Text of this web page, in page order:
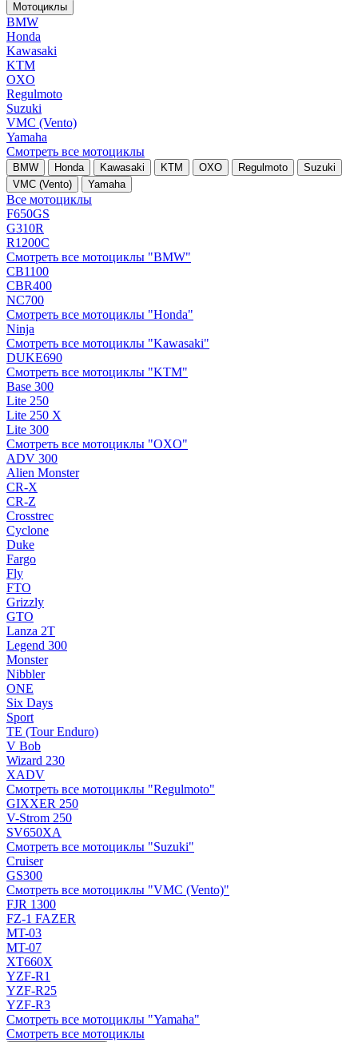
Мотоциклы
BMW
Honda
Kawasaki
KTM
OXO
Regulmoto
Suzuki
VMC (Vento)
Yamaha
Смотреть все мотоциклы
BMW Honda Kawasaki KTM OXO Regulmoto
Suzuki
VMC (Vento)
Yamaha
Все мотоциклы
F650GS
G310R
R1200C
Смотреть все мотоциклы "BMW"
CB1100
CBR400
NC700
Смотреть все мотоциклы "Honda"
Ninja
Смотреть все мотоциклы "Kawasaki"
DUKE690
Смотреть все мотоциклы "KTM"
Base 300
Lite 250
Lite 250 X
Lite 300
Смотреть все мотоциклы "OXO"
ADV 300
Alien Monster
CR-X
CR-Z
Crosstrec
Cyclone
Duke
Fargo
Fly
FTO
Grizzly
GTO
Lanza 2T
Legend 300
Monster
Nibbler
ONE
Six Days
Sport
TE (Tour Enduro)
V Bob
Wizard 230
XADV
Смотреть все мотоциклы "Regulmoto"
GIXXER 250
V-Strom 250
SV650XA
Смотреть все мотоциклы "Suzuki"
Cruiser
GS300
Смотреть все мотоциклы "VMC (Vento)"
FJR 1300
FZ-1 FAZER
MT-03
MT-07
XT660X
YZF-R1
YZF-R25
YZF-R3
Смотреть все мотоциклы "Yamaha"
Смотреть все мотоциклы